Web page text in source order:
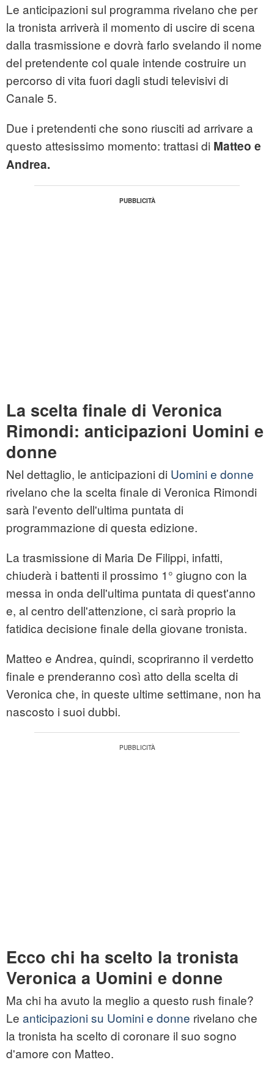
Le anticipazioni sul programma rivelano che per
la tronista arriverà il momento di uscire di scena
dalla trasmissione e dovrà farlo svelando il nome
del pretendente col quale intende costruire un
percorso di vita fuori dagli studi televisivi di
Canale 5.
Due i pretendenti che sono riusciti ad arrivare a
questo attesissimo momento: trattasi di Matteo e
Andrea.
La scelta finale di Veronica
Rimondi: anticipazioni Uomini e
donne
Nel dettaglio, le anticipazioni di Uomini e donne
rivelano che la scelta finale di Veronica Rimondi
sarà l'evento dell'ultima puntata di
programmazione di questa edizione.
La trasmissione di Maria De Filippi, infatti,
chiuderà i battenti il prossimo 1° giugno con la
messa in onda dell'ultima puntata di quest'anno
e, al centro dell'attenzione, ci sarà proprio la
fatidica decisione finale della giovane tronista.
Matteo e Andrea, quindi, scopriranno il verdetto
finale e prenderanno così atto della scelta di
Veronica che, in queste ultime settimane, non ha
nascosto i suoi dubbi.
Ecco chi ha scelto la tronista
Veronica a Uomini e donne
Ma chi ha avuto la meglio a questo rush finale?
Le anticipazioni su Uomini e donne rivelano che
la tronista ha scelto di coronare il suo sogno
d'amore con Matteo.